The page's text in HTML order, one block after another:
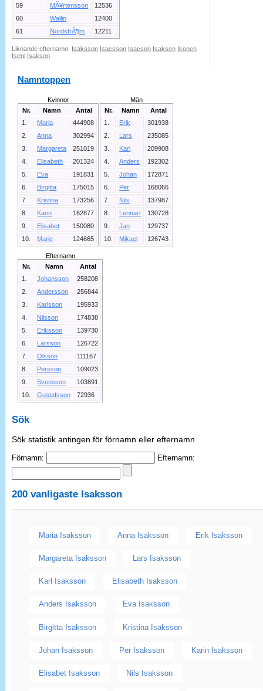
59
MÃ¥rtensson
12536
60
Wallin
12400
61
NordstrÃ¶m 12211
Liknande efternamn: Isaksson Isacsson Isacson Isaksen Ikonen
Iseni Isakson
Namntoppen
Kvinnor
Nr.
Namn
Antal
1.
Maria
444908
2.
Anna
302994
3.
Margareta
251019
4.
Elisabeth
201324
5.
Eva
191831
6.
Birgitta
175015
7.
Kristina
173256
8.
Karin
162877
9.
Elisabet
150080
10.
Marie 124665
Män
Nr.
Namn
Antal
1.
Erik
301938
2.
Lars
235085
3.
Karl
209908
4.
Anders
192302
5.
Johan
172871
6.
Per
168066
7.
Nils
137987
8.
Lennart
130728
9.
Jan
129737
10.
Mikael 126743
Efternamn
Nr.
Namn
Antal
1.
Johansson
258208
2.
Andersson
256844
3.
Karlsson
195933
4.
Nilsson
174838
5.
Eriksson
139730
6.
Larsson
126722
7.
Olsson
111167
8.
Persson
109023
9.
Svensson
103891
10.
Gustafsson 72936
Sök
Sök statistik antingen för förnamn eller efternamn
Förnamn: Efternamn:
200 vanligaste Isaksson
Maria Isaksson Anna Isaksson Erik Isaksson
Margareta Isaksson Lars Isaksson
Karl Isaksson Elisabeth Isaksson
Anders Isaksson Eva Isaksson
Birgitta Isaksson Kristina Isaksson
Johan Isaksson Per Isaksson Karin Isaksson
Elisabet Isaksson Nils Isaksson